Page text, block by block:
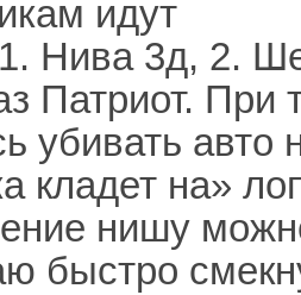
идут
Нива 3д, 2.
Патриот. При
убивать
кладет на»
нишу
быстро